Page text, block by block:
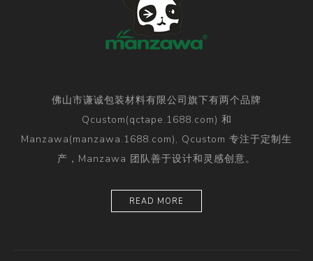
佛山市谦诚包装材料有限公司旗下有两个品牌
Qcustom(qctape.1688.com) 和
Manzawa(manzawa.1688.com), Qcustom 专注于定制生
产，Manzawa 团队善于设计和灵感创意。
READ MORE